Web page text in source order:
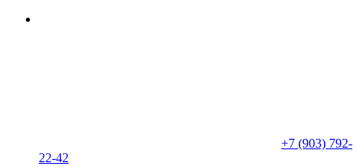
+7 (903) 792-
22-42